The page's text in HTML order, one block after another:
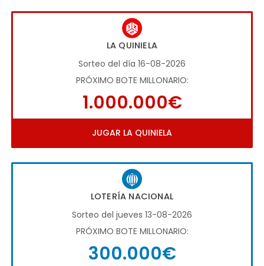
LA QUINIELA
Sorteo del día 16-08-2026
PRÓXIMO BOTE MILLONARIO:
1.000.000€
JUGAR LA QUINIELA
LOTERÍA NACIONAL
Sorteo del jueves 13-08-2026
PRÓXIMO BOTE MILLONARIO:
300.000€